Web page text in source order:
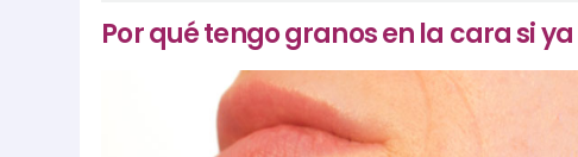
Por qué tengo granos en la cara si